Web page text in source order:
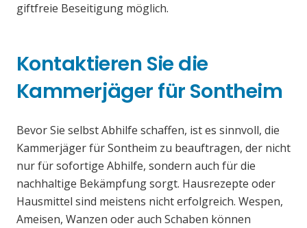
giftfreie Beseitigung möglich.
Kontaktieren Sie die
Kammerjäger für Sontheim
Bevor Sie selbst Abhilfe schaffen, ist es sinnvoll, die
Kammerjäger für Sontheim zu beauftragen, der nicht
nur für sofortige Abhilfe, sondern auch für die
nachhaltige Bekämpfung sorgt. Hausrezepte oder
Hausmittel sind meistens nicht erfolgreich. Wespen,
Ameisen, Wanzen oder auch Schaben können